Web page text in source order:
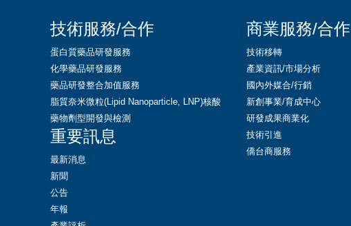
技術服務/合作
蛋白質藥品研發服務
化學藥品研發服務
藥品研發整合加值服務
脂質奈米微粒(Lipid Nanoparticle, LNP)核酸
藥物劑型開發與檢測
重要訊息
最新消息
新聞
公告
年報
商業服務/合作
技術移轉
產業資訊/市場分析
國內外媒合/行銷
新創事業/育成中心
研發成果商業化
技術引進
僑台商服務